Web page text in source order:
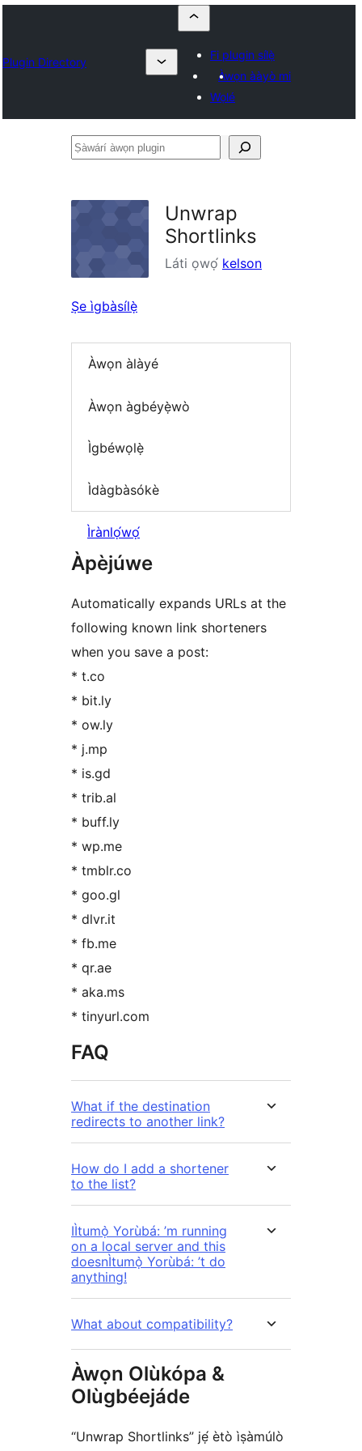
Plugin Directory
Fi plugin sílẹ̀
Àwọn ààyò mi
Wọlé
Ṣàwárí
Unwrap
Shortlinks
Láti ọwọ́ kelson
Ṣe ìgbàsílẹ̀
Àwọn àlàyé
Àwọn àgbéyẹ̀wò
Ìgbéwọlẹ̀
Ìdàgbàsókè
Ìrànlọ́wọ́
Àpèjúwe
Automatically expands URLs at the
following known link shorteners
when you save a post:
* t.co
* bit.ly
* ow.ly
* j.mp
* is.gd
* trib.al
* buff.ly
* wp.me
* tmblr.co
* goo.gl
* dlvr.it
* fb.me
* qr.ae
* aka.ms
* tinyurl.com
FAQ
What if the destination
redirects to another link?
How do I add a shortener
to the list?
IÌtumọ̀ Yorùbá: ’m running
on a local server and this
doesnÌtumọ̀ Yorùbá: ’t do
anything!
What about compatibility?
Àwọn Olùkópa &
Olùgbéejáde
“Unwrap Shortlinks” jẹ́ ètò ìṣàmúlò